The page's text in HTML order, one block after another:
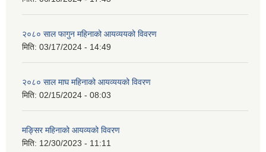
२०८० साल फागुन महिनाको आयव्ययको विवरण
मिति: 03/17/2024 - 14:49
२०८० साल माघ महिनाको आयव्ययको विवरण
मिति: 02/15/2024 - 08:03
मङ्सिर महिनाको आयव्यको विवरण
मिति: 12/30/2023 - 11:11